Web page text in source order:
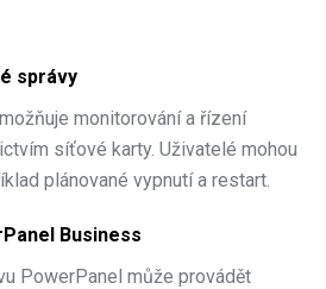
správy
monitorování a řízení
síťové karty. Uživatelé mohou
plánované vypnutí a restart.
Business
PowerPanel může provádět